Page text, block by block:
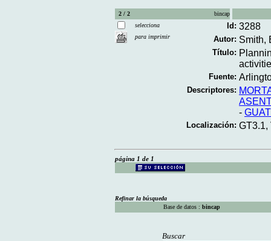
2 / 2
bincap
selecciona
para imprimir
Id: 3288
Autor: Smith,
Título:
Fuente:
Descriptores:
-
Localización: GT3.1,
página 1 de 1
Refinar la búsqueda
Base de datos : bincap
Buscar